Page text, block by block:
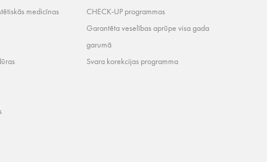
medicīnas
CHECK-UP programmas
Garantēta veselības aprūpe visa gada
garumā
Svara korekcijas programma